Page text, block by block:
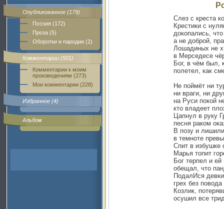
Опубликованное (179)
Поэзия (172)
Проза (5)
Оборотки и пародии (2)
Комментарии (501)
Комментарии к моим
произведениям (273)
Мои комментарии (228)
Избранное (4)
Альбом
Слез с креста
Крестики с
докопались,
a не доброй,
Лошадиных не
в Мерседесе
Бог, в чём был,
полетел, как
Не поймёт ни
ни враги, ни
на Руси покой
кто владеет
Цапнул в руку
песня раком
В позу и
в темноте
Спит в избушке
Марья топит
Бог терпел и
обещал, что
ПодалИся
грех без
Козлик,
осушил все